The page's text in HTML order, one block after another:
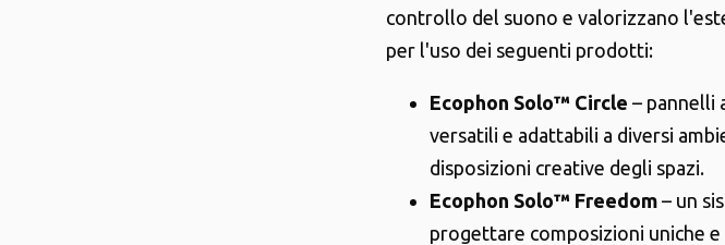
controllo del suono e valorizzano
per l'uso dei seguenti prodotti:
Ecophon Solo™ Circle – pannelli
versatili e adattabili a diversi
disposizioni creative degli spazi.
Ecophon Solo™ Freedom – un
progettare composizioni uniche